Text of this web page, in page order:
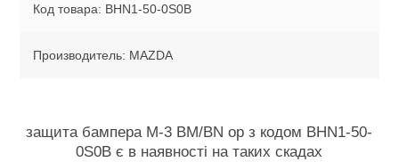
Код товара: BHN1-50-0S0B
Производитель: MAZDA
защита бампера M-3 BM/BN ор з кодом BHN1-50-
0S0B є в наявності на таких скадах